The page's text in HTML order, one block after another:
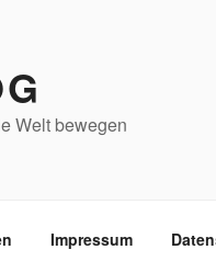
Welt bewegen
Impressum